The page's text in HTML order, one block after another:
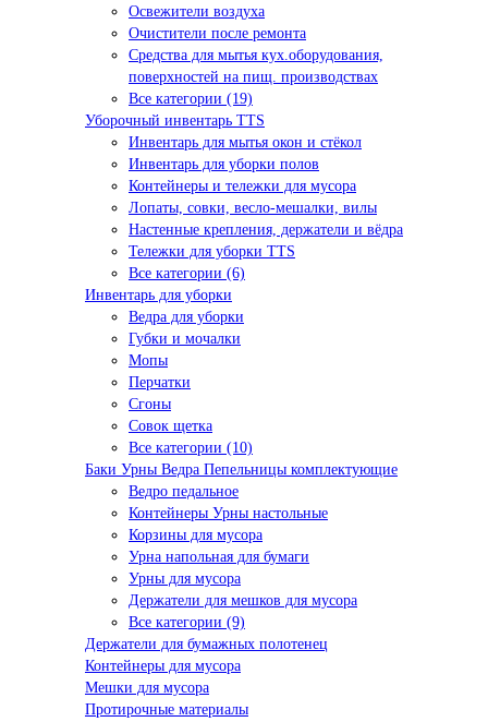
Освежители воздуха
Очистители после ремонта
Средства для мытья кух.оборудования,
поверхностей на пищ. производствах
Все категории (19)
Уборочный инвентарь TTS
Инвентарь для мытья окон и стёкол
Инвентарь для уборки полов
Контейнеры и тележки для мусора
Лопаты, совки, весло-мешалки, вилы
Настенные крепления, держатели и вёдра
Тележки для уборки TTS
Все категории (6)
Инвентарь для уборки
Ведра для уборки
Губки и мочалки
Мопы
Перчатки
Сгоны
Совок щетка
Все категории (10)
Баки Урны Ведра Пепельницы комплектующие
Ведро педальное
Контейнеры Урны настольные
Корзины для мусора
Урна напольная для бумаги
Урны для мусора
Держатели для мешков для мусора
Все категории (9)
Держатели для бумажных полотенец
Контейнеры для мусора
Мешки для мусора
Протирочные материалы